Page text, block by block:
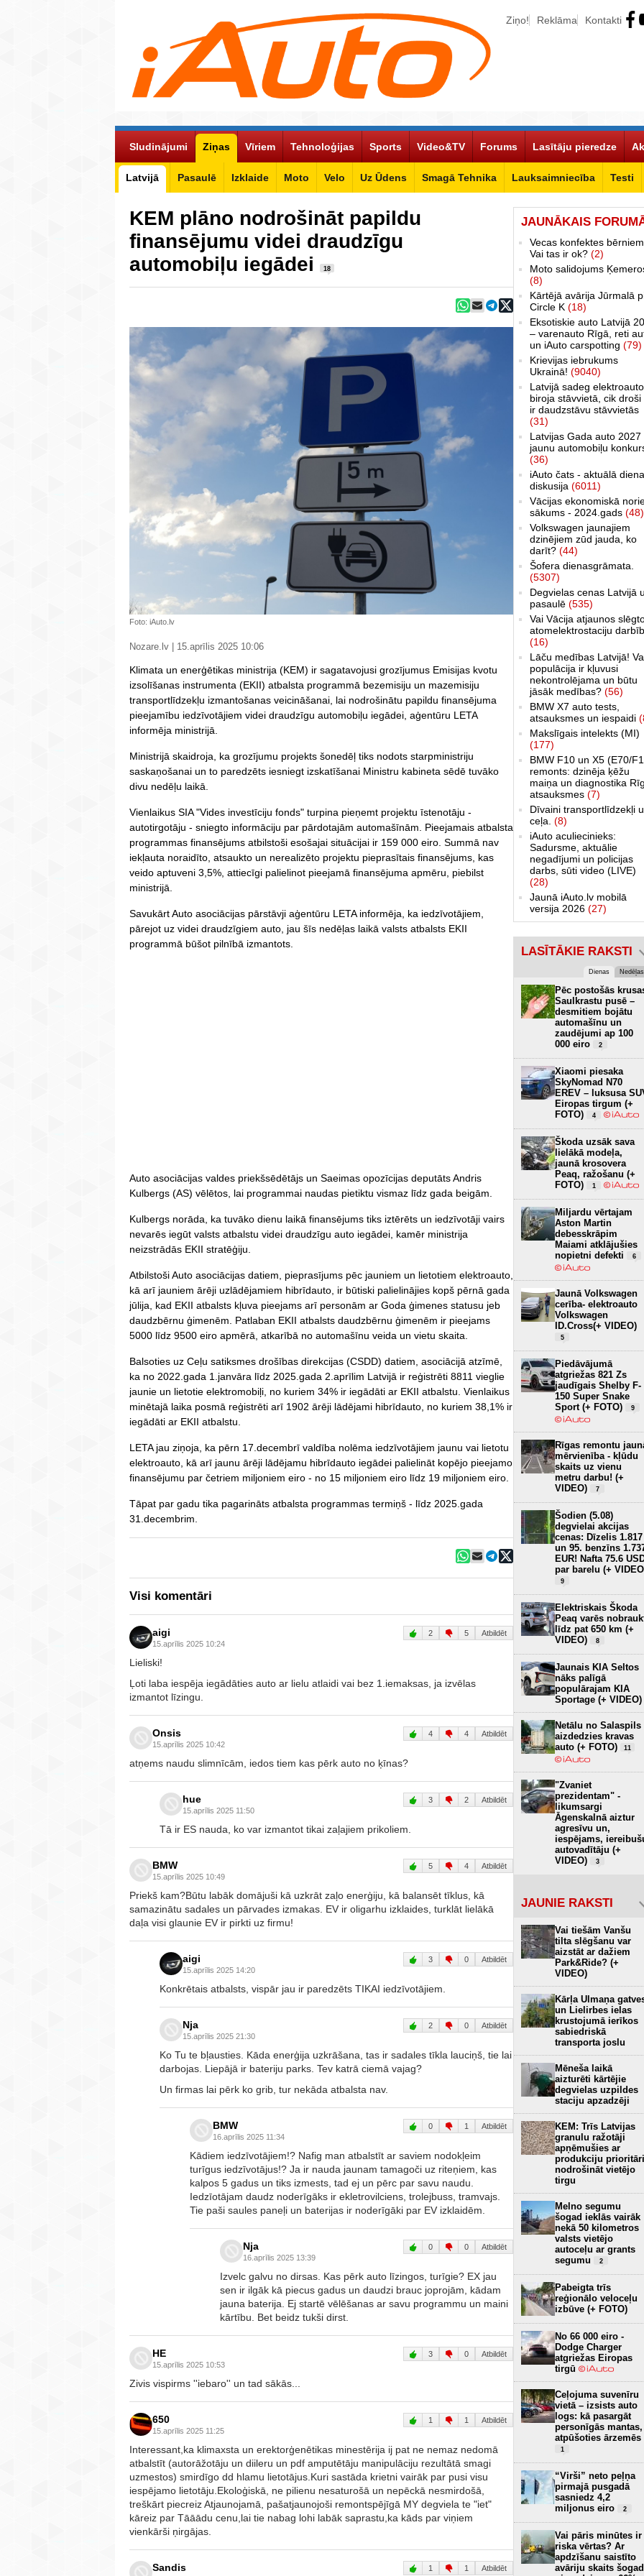
Ziņo! Reklāma Kontakti
Sludinājumi Ziņas
Latvijā Pasaulē Izklaide Moto Velo Uz Ūdens Smagā Tehnika Lauksaimniecība Testi
Vīriem Tehnoloģijas Sports Video&TV Forums Lasītāju pieredze
KEM plāno nodrošināt papildu
finansējumu videi draudzīgu
automobiļu iegādei
18
Foto: iAuto.lv
Nozare.lv | 15.aprīlis 2025 10:06
Klimata un enerģētikas ministrija (KEM) ir sagatavojusi grozījumus Emisijas kvotu
izsolīšanas instrumenta (EKII) atbalsta programmā bezemisiju un mazemisiju
transportlīdzekļu izmantošanas veicināšanai, lai nodrošinātu papildu finansējuma
pieejamību iedzīvotājiem videi draudzīgu automobiļu iegādei, aģentūru LETA
informēja ministrijā.
Ministrijā skaidroja, ka grozījumu projekts šonedēļ tiks nodots starpministriju
saskaņošanai un to paredzēts iesniegt izskatīšanai Ministru kabineta sēdē tuvāko
divu nedēļu laikā.
Vienlaikus SIA "Vides investīciju fonds" turpina pieņemt projektu īstenotāju -
autotirgotāju - sniegto informāciju par pārdotajām automašīnām. Pieejamais atbalsta
programmas finansējums atbilstoši esošajai situācijai ir 159 000 eiro. Summā nav
iekļauta noraidīto, atsaukto un nerealizēto projektu pieprasītais finansējums, kas
veido aptuveni 3,5%, attiecīgi palielinot pieejamā finansējuma apmēru, piebilst
ministrijā.
Savukārt Auto asociācijas pārstāvji aģentūru LETA informēja, ka iedzīvotājiem,
pārejot uz videi draudzīgiem auto, jau šīs nedēļas laikā valsts atbalsts EKII
programmā būšot pilnībā izmantots.
Auto asociācijas valdes priekšsēdētājs un Saeimas opozīcijas deputāts Andris
Kulbergs (AS) vēlētos, lai programmai naudas pietiktu vismaz līdz gada beigām.
Kulbergs norāda, ka tuvāko dienu laikā finansējums tiks iztērēts un iedzīvotāji vairs
nevarēs iegūt valsts atbalstu videi draudzīgu auto iegādei, kamēr ministrija
neizstrādās EKII stratēģiju.
Atbilstoši Auto asociācijas datiem, pieprasījums pēc jauniem un lietotiem elektroauto,
kā arī jauniem ārēji uzlādējamiem hibrīdauto, ir būtiski palielinājies kopš pērnā gada
jūlija, kad EKII atbalsts kļuva pieejams arī personām ar Goda ģimenes statusu jeb
daudzbērnu ģimenēm. Patlaban EKII atbalsts daudzbērnu ģimenēm ir pieejams
5000 līdz 9500 eiro apmērā, atkarībā no automašīnu veida un vietu skaita.
Balsoties uz Ceļu satiksmes drošības direkcijas (CSDD) datiem, asociācijā atzīmē,
ka no 2022.gada 1.janvāra līdz 2025.gada 2.aprīlim Latvijā ir reģistrēti 8811 vieglie
jaunie un lietotie elektromobiļi, no kuriem 34% ir iegādāti ar EKII atbalstu. Vienlaikus
minētajā laika posmā reģistrēti arī 1902 ārēji lādējami hibrīdauto, no kuriem 38,1% ir
iegādāti ar EKII atbalstu.
LETA jau ziņoja, ka pērn 17.decembrī valdība nolēma iedzīvotājiem jaunu vai lietotu
elektroauto, kā arī jaunu ārēji lādējamu hibrīdauto iegādei palielināt kopējo pieejamo
finansējumu par četriem miljoniem eiro - no 15 miljoniem eiro līdz 19 miljoniem eiro.
Tāpat par gadu tika pagarināts atbalsta programmas termiņš - līdz 2025.gada
31.decembrim.
Visi komentāri
aigi
15.aprīlis 2025 10:24
2 5 Atbildēt
Lieliski!
Ļoti laba iespēja iegādāties auto ar lielu atlaidi vai bez 1.iemaksas, ja izvēlas
izmantot līzingu.
Onsis
15.aprīlis 2025 10:42
4 4 Atbildēt
atņems naudu slimnīcām, iedos tiem kas pērk auto no ķīnas?
hue
15.aprīlis 2025 11:50
3 2 Atbildēt
Tā ir ES nauda, ko var izmantot tikai zaļajiem prikoliem.
BMW
15.aprīlis 2025 10:49
5 4 Atbildēt
Priekš kam?Būtu labāk domājuši kā uzkrāt zaļo enerģiju, kā balansēt tīklus, kā
samazinātu sadales un pārvades izmakas. EV ir oligarhu izklaides, turklāt lielākā
daļa visi glaunie EV ir pirkti uz firmu!
aigi
15.aprīlis 2025 14:20
3 0 Atbildēt
Konkrētais atbalsts, vispār jau ir paredzēts TIKAI iedzīvotājiem.
Nja
15.aprīlis 2025 21:30
2 0 Atbildēt
Ko Tu te bļausties. Kāda enerģija uzkrāšana, tas ir sadales tīkla lauciņš, tie lai
darbojas. Liepājā ir bateriju parks. Tev katrā ciemā vajag?
Un firmas lai pērk ko grib, tur nekāda atbalsta nav.
BMW
16.aprīlis 2025 11:34
0 1 Atbildēt
Kādiem iedzīvotājiem!? Nafig man atbalstīt ar saviem nodokļeim
turīgus iedzīvotājus!? Ja ir nauda jaunam tamagoči uz riteņiem, kas
kalpos 5 gadus un tiks izmests, tad ej un pērc par savu naudu.
Iedzīotājam daudz noderīgāks ir ekletrovilciens, trolejbuss, tramvajs.
Tie paši saules paneļi un baterijas ir noderīgāki par EV izklaidēm.
Nja
16.aprīlis 2025 13:39
0 0 Atbildēt
Izvelc galvu no dirsas. Kas pērk auto līzingos, turīgie? EX jau
sen ir ilgāk kā piecus gadus un daudzi brauc joprojām, kādam
jauna baterija. Ej startē vēlēšanas ar savu programmu un maini
kārtību. Bet beidz tukši dirst.
HE
15.aprīlis 2025 10:53
3 0 Atbildēt
Zivis vispirms ''iebaro'' un tad sākās...
650
15.aprīlis 2025 11:25
1 1 Atbildēt
Interessant,ka klimaxsta un erektorģenētikas minestērija ij pat ne nemaz nedomā
atbalstīt (autorāžotāju un diileru un pdf amputētāju manipulāciju rezultātā smagi
uzmestos) smirdīgo dd hlamu lietotājus.Kuri sastāda krietni vairāk par pusi visu
iespējamo lietotāju.Ekoloģiskā, ne pilienu nesaturošā un nepēckā nesmirdošā,
treškārt piecreiz Atjaunojamā, pašatjaunojoši remontspējīgā MY degviela te "iet"
kāreiz par Tāāādu cenu,lai tie nabag lohi labāk saprastu,ka kāds par viņiem
vienkārši ņirgājas.
Sandis 1 1 Atbildēt
JAUNĀKAIS
Vecas konfektes
Vai tas ir ok? (2)
Moto salidojums
(8)
Kārtējā avārija Jūrmalā
Circle K (18)
Eksotiskie auto Latvijā
– varenauto Rīgā, reti
un iAuto carspotting (79)
Krievijas iebrukums
Ukrainā! (9040)
Latvijā sadeg elektroauto
biroja stāvvietā, cik droši
ir daudzstāvu stāvvietās
(31)
Latvijas Gada auto 2027
jaunu automobiļu
(36)
iAuto čats - aktuālā
diskusija (6011)
Vācijas ekonomiskā
sākums - 2024.gads (48)
Volkswagen jaunajiem
dzinējiem zūd jauda, ko
darīt? (44)
Šofera dienasgrāmata.
(5307)
Degvielas cenas Latvijā
pasaulē (535)
Vai Vācija atjaunos
atomelektrostaciju
(16)
Lāču medības Latvijā!
populācija ir kļuvusi
nekontrolējama un būtu
jāsāk medības? (56)
BMW X7 auto tests,
atsauksmes un iespaidi
Makslīgais intelekts (MI)
(177)
BMW F10 un X5 (E70/
remonts: dzinēja ķēžu
maiņa un diagnostika
atsauksmes (7)
Dīvaini transportlīdzekļi
ceļa. (8)
iAuto aculiecinieks:
Sadursme, aktuālie
negadījumi un policijas
darbs, sūti video (LIVE)
(28)
Jaunā iAuto.lv mobilā
versija 2026 (27)
LASĪTĀKIE RAKSTI
Dienas Nedēļas
Pēc postošās
Saulkrastu pusē –
desmitiem bojātu
automašīnu un
zaudējumi ap 100
000 eiro
2
Xiaomi piesaka
SkyNomad N70
EREV – luksusa
Eiropas tirgum (+
FOTO)
4
Škoda uzsāk sava
lielākā modeļa,
jaunā krosovera
Peaq, ražošanu (+
FOTO)
1
Miljardu vērtajam
Aston Martin
debesskrāpim
Maiami atklājušies
nopietni defekti
6
Jaunā Volkswagen
cerība- elektroauto
Volkswagen
ID.Cross(+ VIDEO)
5
Piedāvājumā
atgriežas 821 Zs
jaudīgais Shelby F-
150 Super Snake
Sport (+ FOTO)
9
Rīgas remontu
mērvienība - kļūdu
skaits uz vienu
metru darbu! (+
VIDEO)
7
Šodien (5.08)
degvielai akcijas
cenas: Dīzelis 1.817
un 95. benzīns
EUR! Nafta 75.6
par barelu (+
9
Elektriskais Škoda
Peaq varēs
līdz pat 650 km (+
VIDEO)
8
Jaunais KIA Seltos
nāks palīgā
populārajam KIA
Sportage (+ VIDEO)
Netālu no Salaspils
aizdedzies kravas
auto (+ FOTO)
11
"Zvaniet
prezidentam" -
likumsargi
Āgenskalnā aiztur
agresīvu un,
iespējams,
autovadītāju (+
VIDEO)
3
JAUNIE RAKSTI
Vai tiešām Vanšu
tilta slēgšanu var
aizstāt ar dažiem
Park&Ride? (+
VIDEO)
Kārļa Ulmaņa
un Lielirbes ielas
krustojumā ierīkos
sabiedriskā
transporta joslu
Mēneša laikā
aizturēti kārtējie
degvielas uzpildes
staciju apzadzēji
KEM: Trīs Latvijas
granulu ražotāji
apņēmušies ar
produkciju prioritāri
nodrošināt vietējo
tirgu
Melno segumu
šogad ieklās vairāk
nekā 50 kilometros
valsts vietējo
autoceļu ar grants
segumu
2
Pabeigta trīs
reģionālo veloceļu
izbūve (+ FOTO)
No 66 000 eiro -
Dodge Charger
atgriežas Eiropas
tirgū
Ceļojuma suvenīru
vietā – izsists auto
logs: kā pasargāt
personīgās mantas,
atpūšoties ārzemēs
1
“Virši” neto peļņa
pirmajā pusgadā
sasniedz 4,2
miljonus eiro
2
Vai pāris minūtes ir
riska vērtas? Ar
apdzīšanu saistīto
avāriju skaits šogad